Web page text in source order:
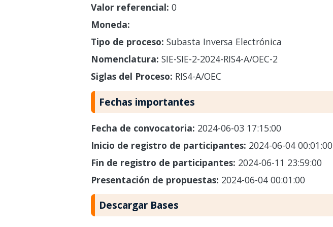
Valor referencial: 0
Moneda:
Tipo de proceso: Subasta Inversa Electrónica
Nomenclatura: SIE-SIE-2-2024-RIS4-A/OEC-2
Siglas del Proceso: RIS4-A/OEC
Fechas importantes
Fecha de convocatoria: 2024-06-03 17:15:00
Inicio de registro de participantes: 2024-06-04 00:01:00
Fin de registro de participantes: 2024-06-11 23:59:00
Presentación de propuestas: 2024-06-04 00:01:00
Descargar Bases